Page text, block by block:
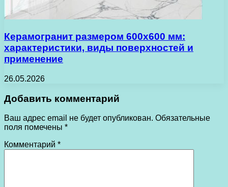
Керамогранит размером 600х600 мм:
характеристики, виды поверхностей и
применение
26.05.2026
Добавить комментарий
Ваш адрес email не будет опубликован. Обязательные
поля помечены *
Комментарий *